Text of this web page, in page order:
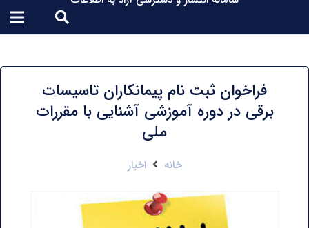
فراخوان ثبت نام پیمانکاران تاسیسات
برقی در دوره آموزشی آشنایی با مقررات
ملی
خانه اخبار